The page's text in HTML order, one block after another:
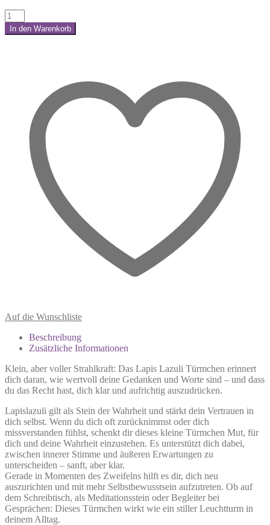
Lapis
Lazuli
Türmchen
In den Warenkorb
Auf die Wunschliste
Beschreibung
Zusätzliche Informationen
Klein, aber voller Strahlkraft: Das Lapis Lazuli Türmchen erinnert
dich daran, wie wertvoll deine Gedanken und Worte sind – und dass
du das Recht hast, dich klar und aufrichtig auszudrücken.
Lapislazuli gilt als Stein der Wahrheit und stärkt dein Vertrauen in
dich selbst. Wenn du dich oft zurücknimmst oder dich
missverstanden fühlst, schenkt dir dieses kleine Türmchen Mut, für
dich und deine Wahrheit einzustehen. Es unterstützt dich dabei,
zwischen innerer Stimme und äußeren Erwartungen zu
unterscheiden – sanft, aber klar.
Gerade in Momenten des Zweifelns hilft es dir, dich neu
auszurichten und mit mehr Selbstbewusstsein aufzutreten. Ob auf
dem Schreibtisch, als Meditationsstein oder Begleiter bei
Gesprächen: Dieses Türmchen wirkt wie ein stiller Leuchtturm in
deinem Alltag.